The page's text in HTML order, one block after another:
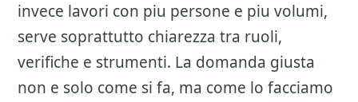
invece lavori con piu persone e piu volumi,
serve soprattutto chiarezza tra ruoli,
verifiche e strumenti. La domanda giusta
non e solo come si fa, ma come lo facciamo